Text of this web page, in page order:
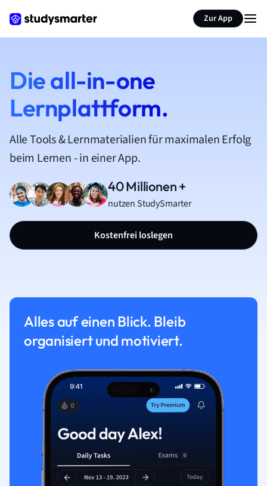
Zur App
Die all-in-one
Lernplattform.
Alle Tools & Lernmaterialien für maximalen Erfolg
beim Lernen - in einer App.
40 Millionen +
nutzen StudySmarter
Kostenfrei loslegen
Alles auf einen Blick. Bleib
organisiert und motiviert.